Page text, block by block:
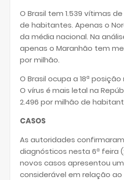
O Brasil tem 1.539 vítimas
de habitantes. Apenas o
da média nacional. Na
apenas o Maranhão tem
por milhão.
O Brasil ocupa a 18ª
O vírus é mais letal na
2.496 por milhão de
CASOS
As autoridades
diagnósticos nesta 6ª feira
novos casos apresentou
considerável em relação